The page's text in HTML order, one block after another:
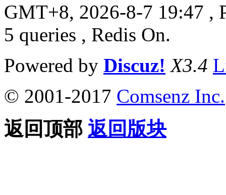
GMT+8, 2026-8-7 19:47 ,
5 queries , Redis On.
Powered by Discuz! X3.4
© 2001-2017 Comsenz Inc.
返回顶部 返回版块